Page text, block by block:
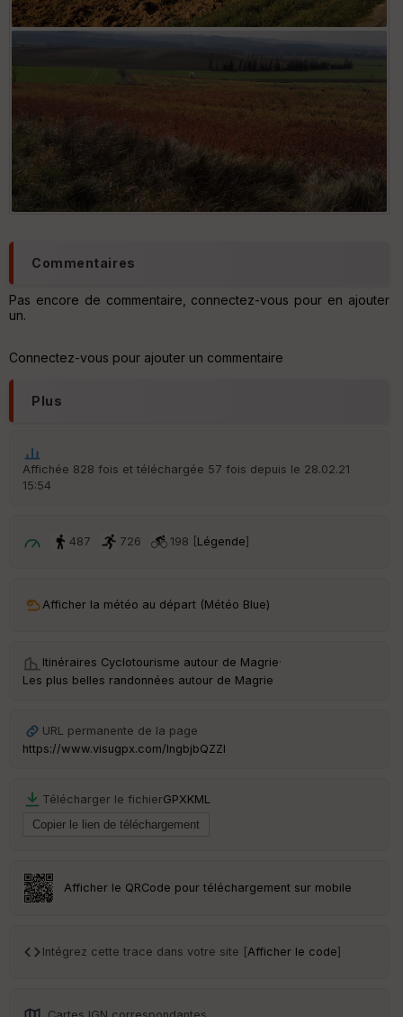
Commentaires
Pas encore de commentaire, connectez-vous pour en ajouter
un.
Connectez-vous pour ajouter un commentaire
Plus
Affichée 828 fois et téléchargée 57 fois depuis le 28.02.21
15:54
487 726 198 [ Légende]
Afficher la météo au départ (Météo Blue)
Itinéraires Cyclotourisme autour de Magrie·
Les plus belles randonnées autour de Magrie
URL permanente de la page
https://www.visugpx.com/lngbjbQZZI
Télécharger le fichierGPXKML
Afficher le QRCode pour téléchargement sur mobile
Intégrez cette trace dans votre site [Afficher le code]